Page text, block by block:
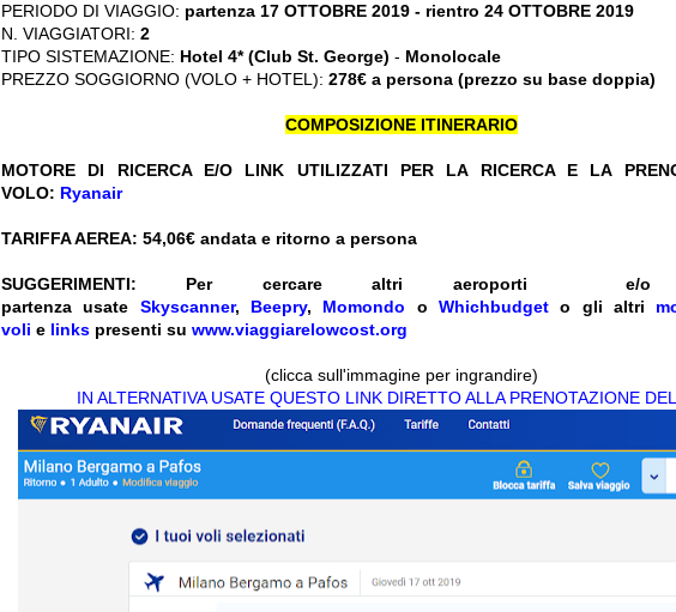
PERIODO DI VIAGGIO: partenza 17 OTTOBRE 2019 - rientro 24 OTTOBRE 2019
N. VIAGGIATORI: 2
TIPO SISTEMAZIONE: Hotel 4* (Club St. George) - Monolocale
PREZZO SOGGIORNO (VOLO + HOTEL): 278€ a persona (prezzo su base doppia)
COMPOSIZIONE ITINERARIO
MOTORE DI RICERCA E/O LINK UTILIZZATI PER LA RICERCA E LA
VOLO: Ryanair
TARIFFA AEREA: 54,06€ andata e ritorno a persona
SUGGERIMENTI: Per cercare altri aeroporti
partenza usate Skyscanner, Beepry, Momondo oWhichbudget o gli altri
voli e links presenti su www.viaggiarelowcost.org
(clicca sull'immagine per ingrandire)
IN ALTERNATIVA USATE QUESTO LINK DIRETTO ALLA PRENOTAZIONE